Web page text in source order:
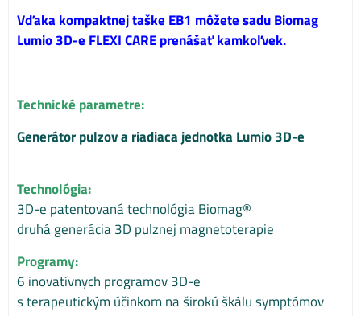
Vďaka kompaktnej taške EB1 môžete sadu Biomag
Lumio 3D-e FLEXI CARE prenášať kamkoľvek.
Technické parametre:
Generátor pulzov a riadiaca jednotka Lumio 3D-e
Technológia:
3D-e patentovaná technológia Biomag®
druhá generácia 3D pulznej magnetoterapie
Programy:
6 inovatívnych programov 3D-e
s terapeutickým účinkom na širokú škálu symptómov